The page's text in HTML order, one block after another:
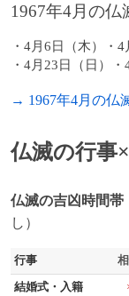
1967年4月の仏
4月6日（木） 4
4月23日（日）
→ 1967年4月の仏
仏滅の行事
仏滅の吉凶時間帯
し）
行事
結婚式・入籍